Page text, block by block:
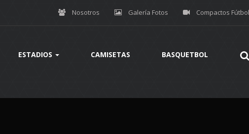
Nosotros Galería Fotos Compactos Fútbol
ESTADIOS CAMISETAS BASQUETBOL